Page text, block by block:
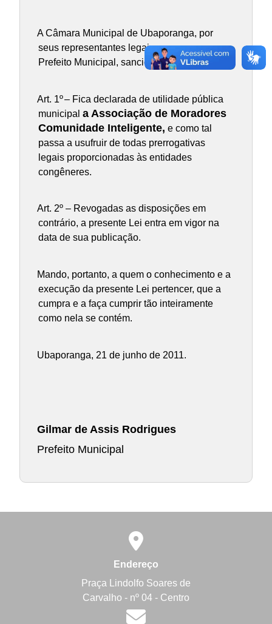
A Câmara Municipal de Ubaporanga, por
seus representantes legais, aprovou e eu,
Prefeito Municipal, sanciono a seguinte Lei:
Art. 1º– Fica declarada de utilidade pública
municipal a Associação de Moradores
Comunidade Inteligente, e como tal
passa a usufruir de todas prerrogativas
legais proporcionadas às entidades
congêneres.
Art. 2º – Revogadas as disposições em
contrário, a presente Lei entra em vigor na
data de sua publicação.
Mando, portanto, a quem o conhecimento e a
execução da presente Lei pertencer, que a
cumpra e a faça cumprir tão inteiramente
como nela se contém.
Ubaporanga, 21 de junho de 2011.
Gilmar de Assis Rodrigues
Prefeito Municipal
Endereço
Praça Lindolfo Soares de
Carvalho - nº 04 - Centro